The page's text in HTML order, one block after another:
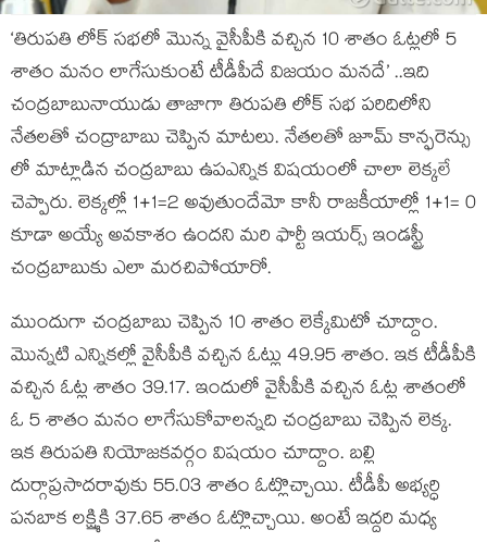
‘తిరుపతి లోక్ సభలో మొన్న వైసీపీకి వచ్చిన 10 శాతం ఓట్లలో 5
శాతం మనం లాగేసుకుంటే టీడీపీదే విజయం మనదే’ ..ఇది
చంద్రబాబునాయుడు తాజాగా తిరుపతి లోక్ సభ పరిదిలోని
నేతలతో చంద్రాబాబు చెప్పిన మాటలు. నేతలతో జూమ్ కాన్ఫరెన్సు
లో మాట్లాడిన చంద్రబాబు ఉపఎన్నిక విషయంలో చాలా లెక్కలే
చెప్పారు. లెక్కల్లో 1+1=2 అవుతుందేమో కానీ రాజకీయాల్లో 1+1= 0
కూడా అయ్యే అవకాశం ఉందని మరి ఫార్టీ ఇయర్స్ ఇండస్ట్రీ
చంద్రబాబుకు ఎలా మరచిపోయారో.
ముందుగా చంద్రబాబు చెప్పిన 10 శాతం లెక్కేమిటో చూద్దాం.
మొన్నటి ఎన్నికల్లో వైసీపీకి వచ్చిన ఓట్లు 49.95 శాతం. ఇక టీడీపీకి
వచ్చిన ఓట్ల శాతం 39.17. ఇందులో వైసీపీకి వచ్చిన ఓట్ల శాతంలో
ఓ 5 శాతం మనం లాగేసుకోవాలన్నది చంద్రబాబు చెప్పిన లెక్క.
ఇక తిరుపతి నియోజకవర్గం విషయం చూద్దాం. బల్లి
దుర్గాప్రసాదరావుకు 55.03 శాతం ఓట్లొచ్చాయి. టీడీపీ అభ్యర్ధి
పనబాక లక్ష్మికి 37.65 శాతం ఓట్లొచ్చాయి. అంటే ఇద్దరి మధ్య